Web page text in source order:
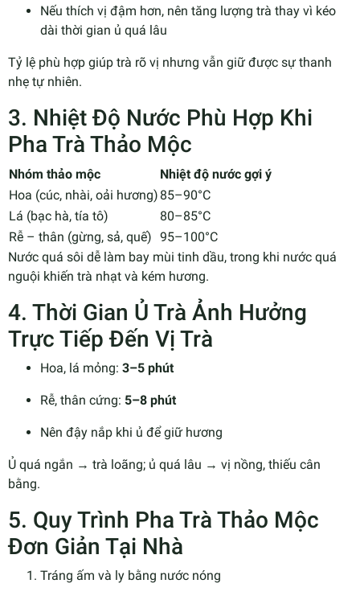
Nếu thích vị đậm hơn, nên tăng lượng trà thay vì kéo
dài thời gian ủ quá lâu
Tỷ lệ phù hợp giúp trà rõ vị nhưng vẫn giữ được sự thanh
nhẹ tự nhiên.
3. Nhiệt Độ Nước Phù Hợp Khi
Pha Trà Thảo Mộc
Nhóm thảo mộc
Nhiệt độ nước gợi ý
Hoa (cúc, nhài, oải hương) 85–90°C
Lá (bạc hà, tía tô)
80–85°C
Rễ – thân (gừng, sả, quế) 95–100°C
Nước quá sôi dễ làm bay mùi tinh dầu, trong khi nước quá
nguội khiến trà nhạt và kém hương.
4. Thời Gian Ủ Trà Ảnh Hưởng
Trực Tiếp Đến Vị Trà
Hoa, lá mỏng: 3–5 phút
Rễ, thân cứng: 5–8 phút
Nên đậy nắp khi ủ để giữ hương
Ủ quá ngắn → trà loãng; ủ quá lâu → vị nồng, thiếu cân
bằng.
5. Quy Trình Pha Trà Thảo Mộc
Đơn Giản Tại Nhà
Tráng ấm và ly bằng nước nóng